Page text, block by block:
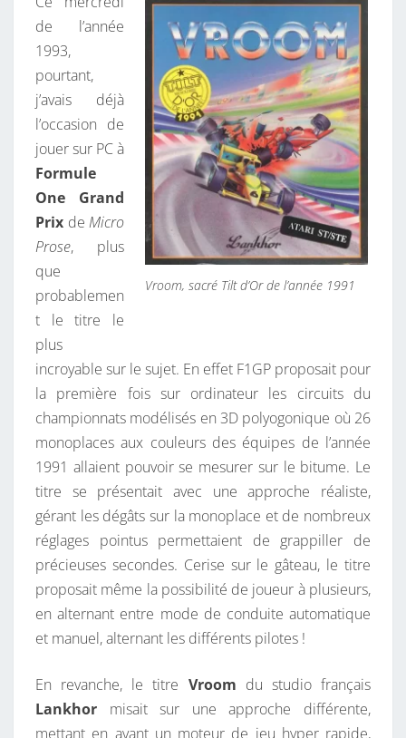
Vroom, sacré Tilt d’Or de l’année 1991
de l’année
1993,
pourtant,
j’avais déjà
l’occasion de
jouer sur PC à
Formule
One Grand
Prix de Micro
Prose, plus
que
probablemen
t le titre le
plus
incroyable sur le sujet. En effet F1GP proposait pour
la première fois sur ordinateur les circuits du
championnats modélisés en 3D polyogonique où 26
monoplaces aux couleurs des équipes de l’année
1991 allaient pouvoir se mesurer sur le bitume. Le
titre se présentait avec une approche réaliste,
gérant les dégâts sur la monoplace et de nombreux
réglages pointus permettaient de grappiller de
précieuses secondes. Cerise sur le gâteau, le titre
proposait même la possibilité de joueur à plusieurs,
en alternant entre mode de conduite automatique
et manuel, alternant les différents pilotes !
En revanche, le titre Vroom du studio français
Lankhor misait sur une approche différente,
mettant en avant un moteur de jeu hyper rapide,